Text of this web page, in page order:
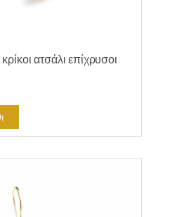
ατσάλι επίχρυσοι